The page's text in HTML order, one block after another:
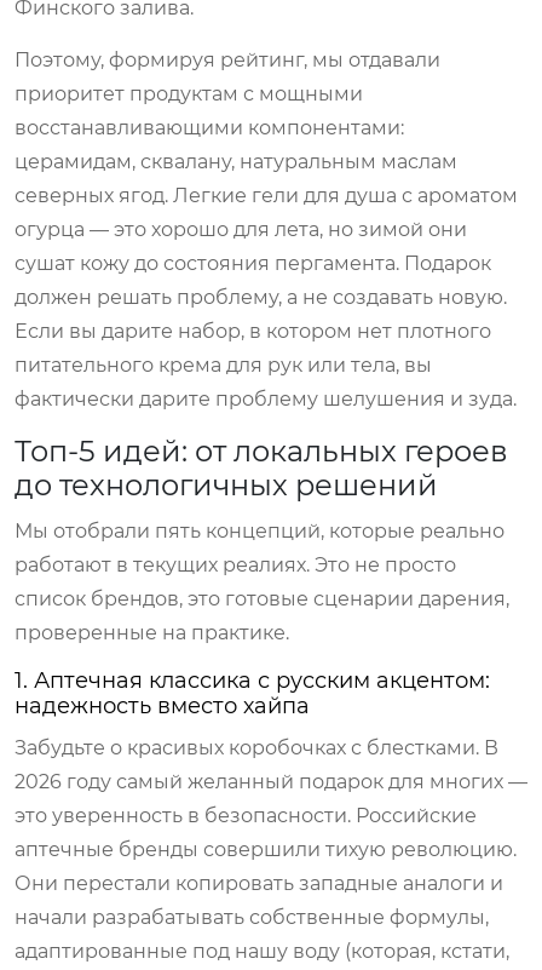
Финского залива.
Поэтому, формируя рейтинг, мы отдавали
приоритет продуктам с мощными
восстанавливающими компонентами:
церамидам, сквалану, натуральным маслам
северных ягод. Легкие гели для душа с ароматом
огурца — это хорошо для лета, но зимой они
сушат кожу до состояния пергамента. Подарок
должен решать проблему, а не создавать новую.
Если вы дарите набор, в котором нет плотного
питательного крема для рук или тела, вы
фактически дарите проблему шелушения и зуда.
Топ-5 идей: от локальных героев
до технологичных решений
Мы отобрали пять концепций, которые реально
работают в текущих реалиях. Это не просто
список брендов, это готовые сценарии дарения,
проверенные на практике.
1. Аптечная классика с русским акцентом:
надежность вместо хайпа
Забудьте о красивых коробочках с блестками. В
2026 году самый желанный подарок для многих —
это уверенность в безопасности. Российские
аптечные бренды совершили тихую революцию.
Они перестали копировать западные аналоги и
начали разрабатывать собственные формулы,
адаптированные под нашу воду (которая, кстати,